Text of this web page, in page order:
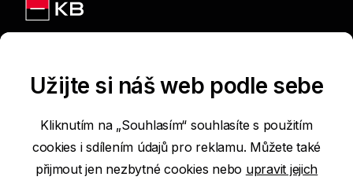
Podmínky používání internetových stránek
Užijte si náš web podle sebe
Kliknutím na „Souhlasím“ souhlasíte s použitím
cookies i sdílením údajů pro reklamu. Můžete také
přijmout jen nezbytné cookies nebo upravit jejich